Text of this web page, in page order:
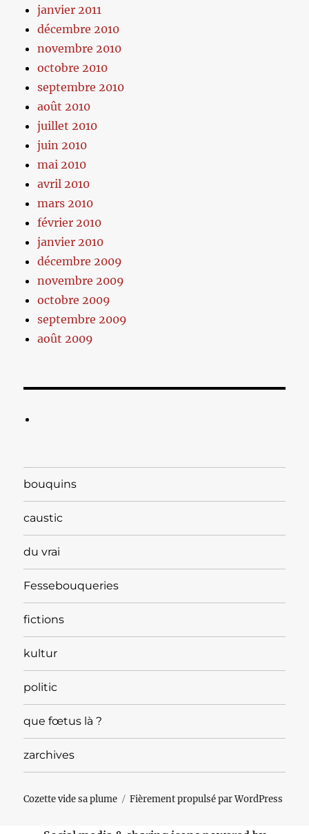
janvier 2011
décembre 2010
novembre 2010
octobre 2010
septembre 2010
août 2010
juillet 2010
juin 2010
mai 2010
avril 2010
mars 2010
février 2010
janvier 2010
décembre 2009
novembre 2009
octobre 2009
septembre 2009
août 2009
bouquins
caustic
du vrai
Fessebouqueries
fictions
kultur
politic
que fœtus là ?
zarchives
Cozette vide sa plume Fièrement propulsé par WordPress